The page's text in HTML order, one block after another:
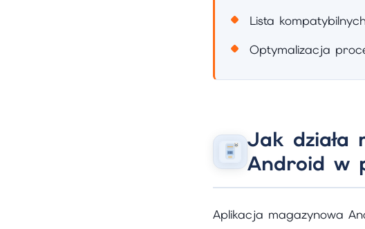
Lista
Optymalizacja
Jak działa
Android w
Aplikacja magazynowa